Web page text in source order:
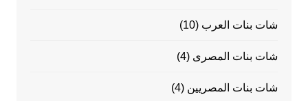
شات بنات العرب (10)
شات بنات المصرى (4)
شات بنات المصريين (4)